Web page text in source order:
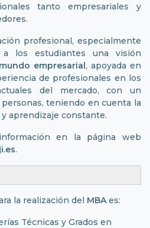
tanto empresariales y
profesional, especialmente
a los estudiantes una visión
mundo empresarial, apoyada en
de profesionales en los
del mercado, con un
teniendo en cuenta la
aprendizaje constante.
en la página web
.
la realización del MBAes:
Técnicas y Grados en